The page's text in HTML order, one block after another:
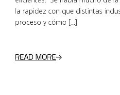
la rapidez con que distintas
proceso y cómo […]
READ MORE